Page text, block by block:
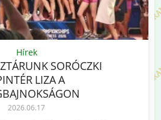
Hírek
SORÓCZKI
LIZA A
2026.06.17